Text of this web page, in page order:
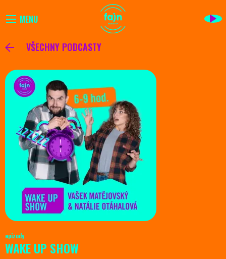
MENU
VŠECHNY PODCASTY
epizody
WAKE UP SHOW